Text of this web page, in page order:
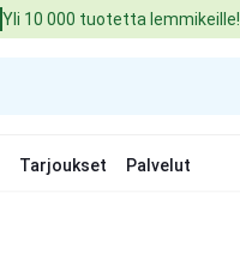
Yli 10 000 tuotetta lemmikeille!
Tarjoukset Palvelut